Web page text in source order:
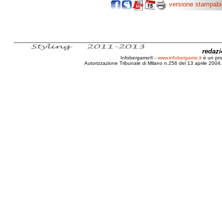
versione
Infobergamo® - www.infobergamo.it è un
Autorizzazione Tribunale di Milano n.256 del 13 aprile